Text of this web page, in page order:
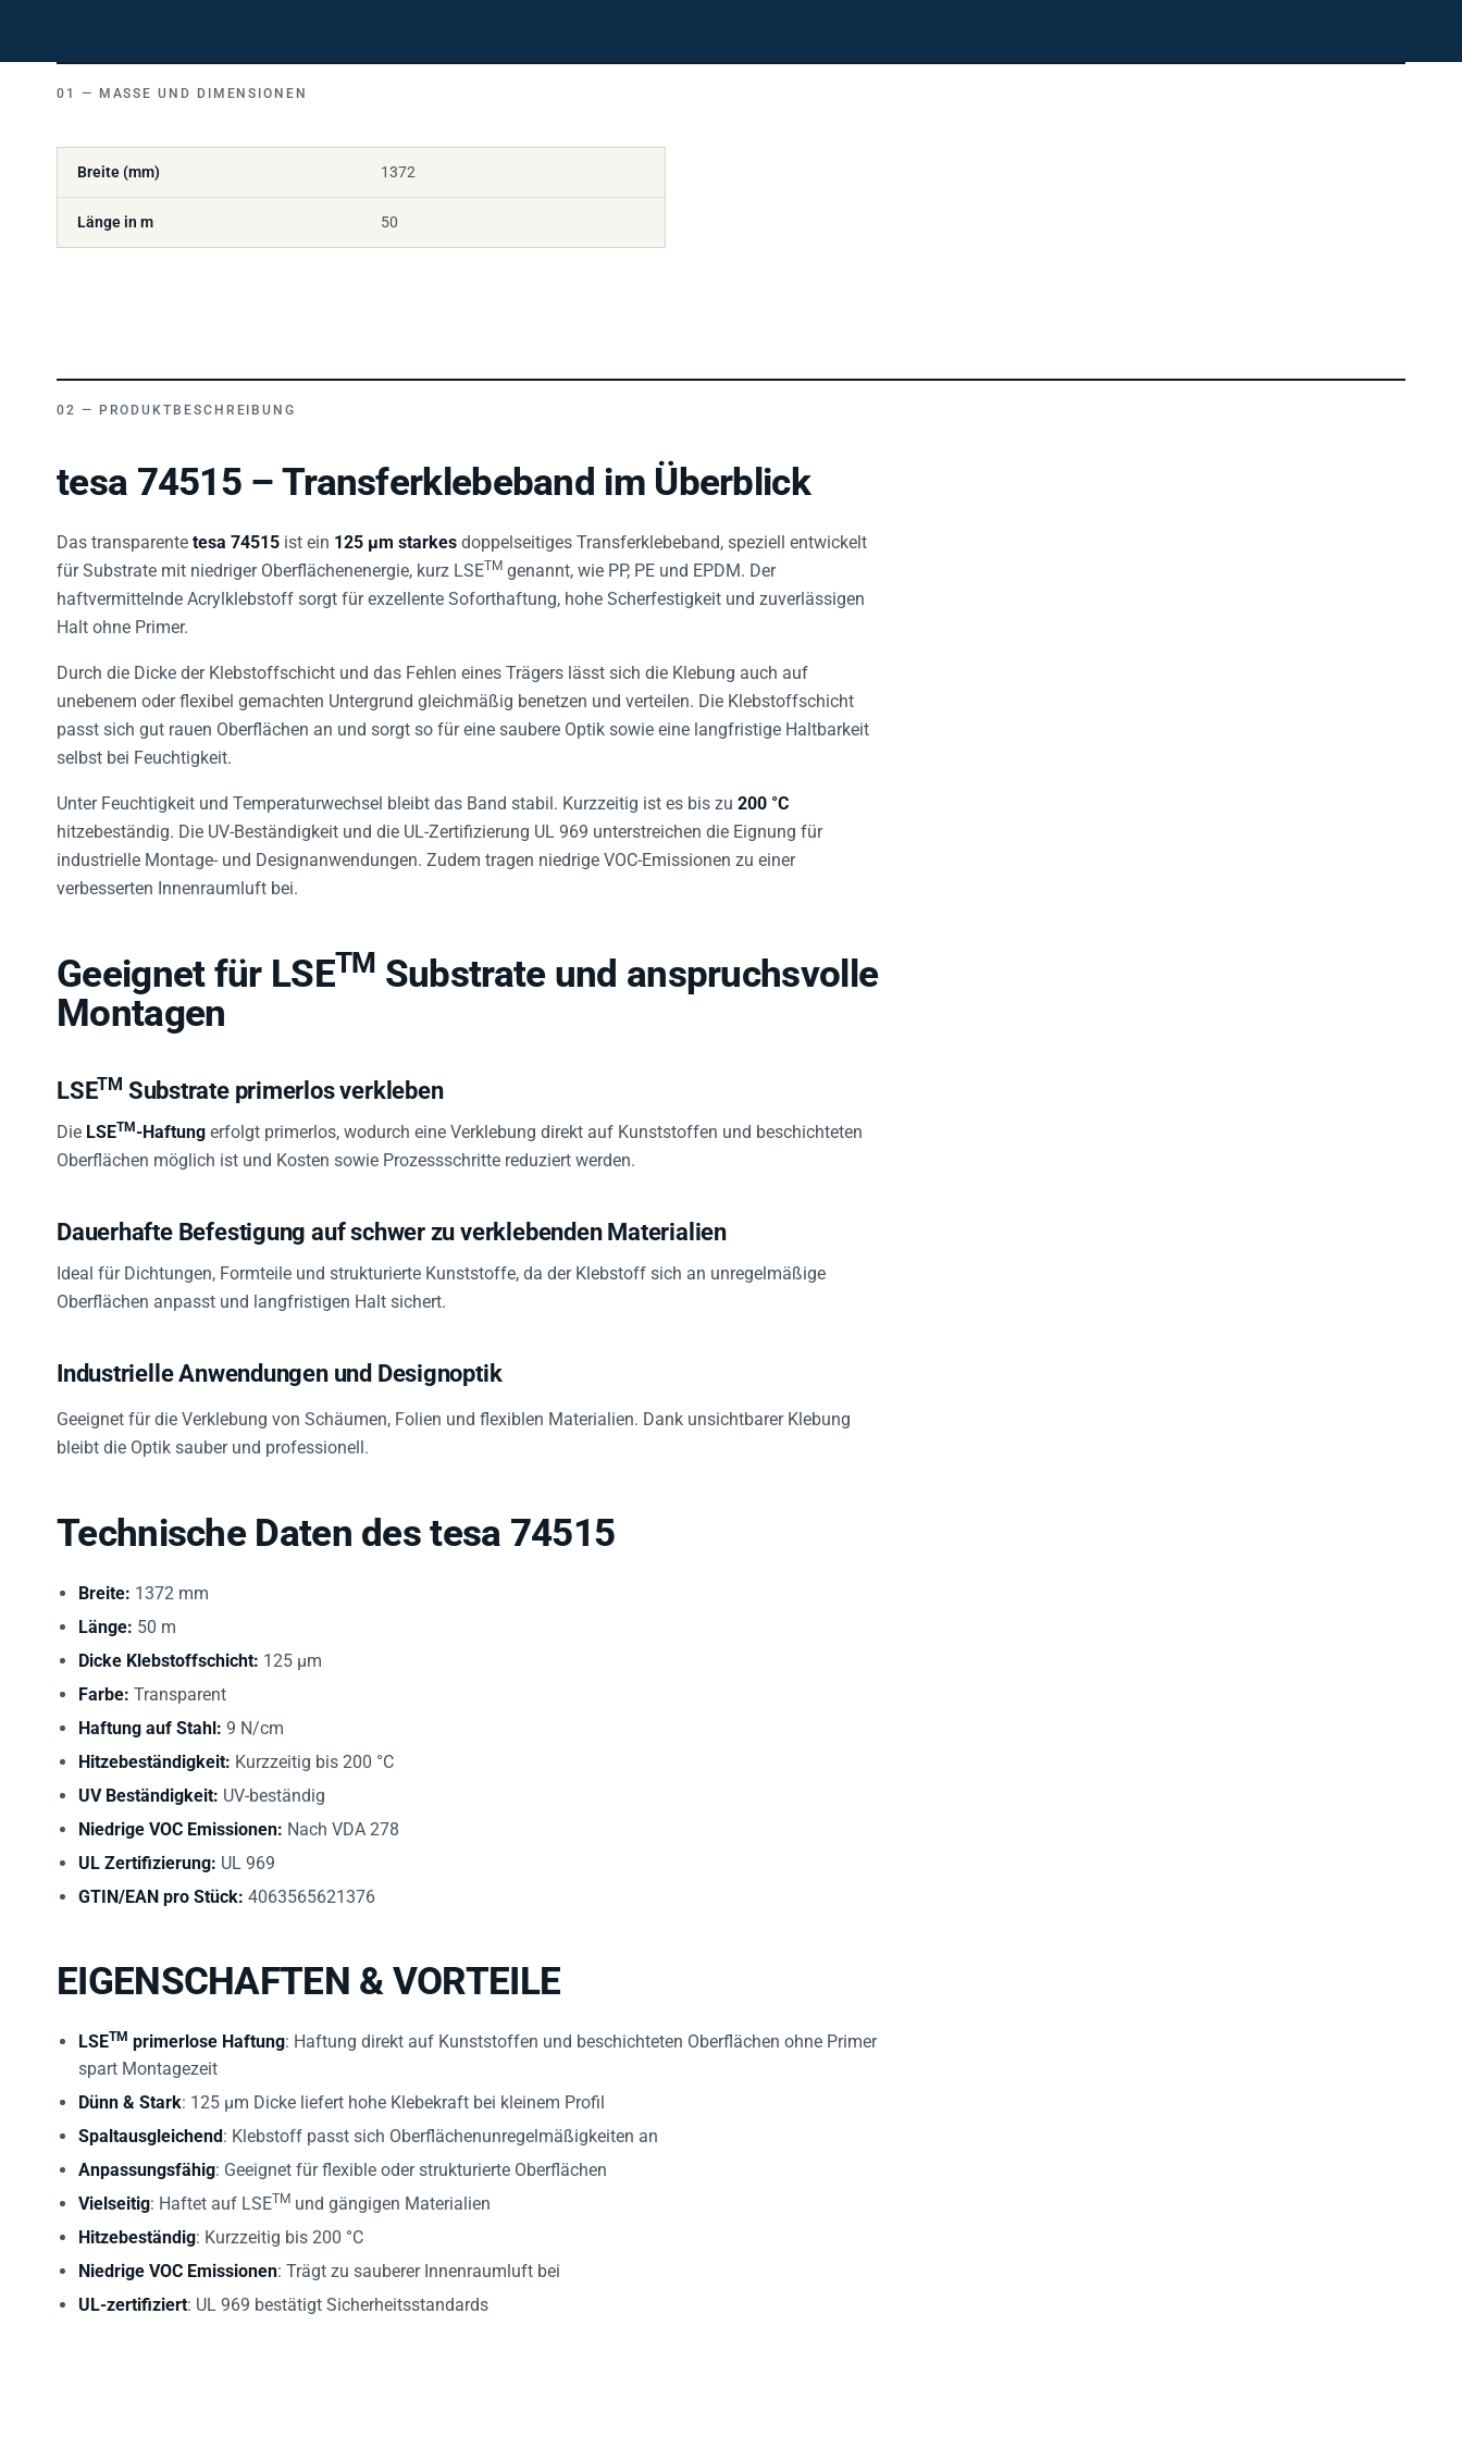
tesa 74515 – Transferklebeband im Überblick
Das transparente tesa 74515 ist ein 125 µm starkes
doppelseitiges Transferklebeband, speziell entwickelt
für Substrate mit niedriger Oberflächenenergie, kurz LSE TM
genannt, wie PP, PE und EPDM. Der
haftvermittelnde Acrylklebstoff sorgt für exzellente Soforthaftung, hohe Scherfestigkeit und zuverlässigen
Halt ohne Primer.
Durch die Dicke der Klebstoffschicht und das Fehlen eines Trägers lässt sich die Klebung auch auf
unebenem oder flexibel gemachten Untergrund gleichmäßig benetzen und verteilen. Die Klebstoffschicht
passt sich gut rauen Oberflächen an und sorgt so für eine saubere Optik sowie eine langfristige Haltbarkeit
selbst bei Feuchtigkeit.
Unter Feuchtigkeit und Temperaturwechsel bleibt das Band stabil. Kurzzeitig ist es bis zu
200 °C
hitzebeständig. Die UV-Beständigkeit und die UL-Zertifizierung UL 969 unterstreichen die Eignung für
industrielle Montage- und Designanwendungen. Zudem tragen niedrige VOC-Emissionen zu einer
verbesserten Innenraumluft bei.
Geeignet für LSETM Substrate und anspruchsvolle
Montagen
LSETM Substrate primerlos verkleben
Die LSE -Haftung
erfolgt primerlos, wodurch eine Verklebung direkt auf Kunststoffen und beschichteten
Oberflächen möglich ist und Kosten sowie Prozessschritte reduziert werden.
Dauerhafte Befestigung auf schwer zu verklebenden Materialien
Ideal für Dichtungen, Formteile und strukturierte Kunststoffe, da der Klebstoff sich an unregelmäßige
Oberflächen anpasst und langfristigen Halt sichert.
Industrielle Anwendungen und Designoptik
Geeignet für die Verklebung von Schäumen, Folien und flexiblen Materialien. Dank unsichtbarer Klebung
bleibt die Optik sauber und professionell.
Technische Daten des tesa 74515
Breite:
1372 mm
Länge:
50 m
Dicke Klebstoffschicht:
125 µm
Farbe:
Transparent
Haftung auf Stahl: 9 N/cm
Hitzebeständigkeit:
Kurzzeitig bis 200 °C
UV Beständigkeit:
UV-beständig
Niedrige VOC Emissionen:
Nach VDA 278
UL Zertifizierung:
UL 969
GTIN/EAN pro Stück:
4063565621376
EIGENSCHAFTEN & VORTEILE
LSE primerlose Haftung
: Haftung direkt auf Kunststoffen und beschichteten Oberflächen ohne Primer
spart Montagezeit
Dünn & Stark
: 125 µm Dicke liefert hohe Klebekraft bei kleinem Profil
Spaltausgleichend : Klebstoff passt sich Oberflächenunregelmäßigkeiten an
Anpassungsfähig
: Geeignet für flexible oder strukturierte Oberflächen
Vielseitig
: Haftet auf LSE
und gängigen Materialien
Hitzebeständig
: Kurzzeitig bis 200 °C
Niedrige VOC Emissionen
: Trägt zu sauberer Innenraumluft bei
UL-zertifiziert
: UL 969 bestätigt Sicherheitsstandards